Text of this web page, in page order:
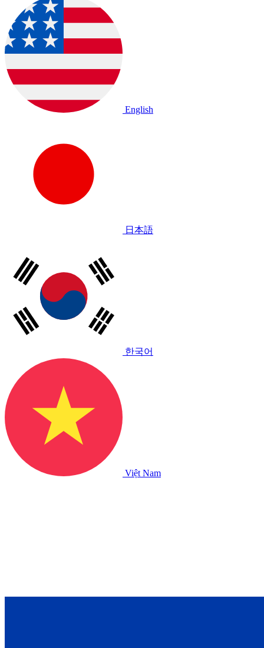
English
日本語
한국어
Việt Nam